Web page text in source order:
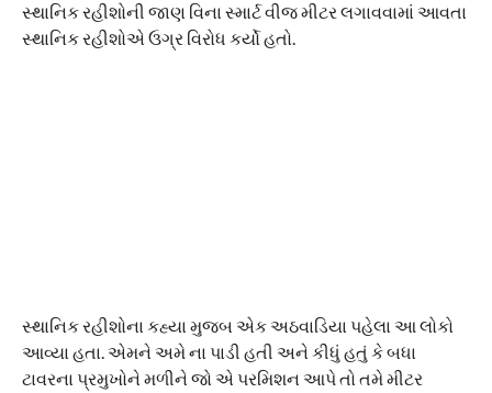
સ્થાનિક રહીશોની જાણ વિના સ્માર્ટ વીજ મીટર લગાવવામાં આવતા
સ્થાનિક રહીશોએ ઉગ્ર વિરોધ કર્યો હતો.
સ્થાનિક રહીશોના કહ્યા મુજબ એક અઠવાડિયા પહેલા આ લોકો
આવ્યા હતા. એમને અમે ના પાડી હતી અને કીધું હતું કે બધા
ટાવરના પ્રમુખોને મળીને જો એ પરમિશન આપે તો તમે મીટર